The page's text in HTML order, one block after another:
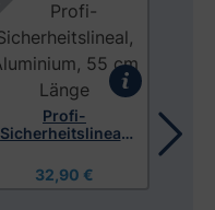
Profi-
Sicherheitslineal,
Länge
32,90 €